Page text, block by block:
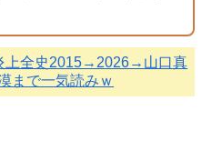
上全史2015→2026→山口真
まで一気読みｗ